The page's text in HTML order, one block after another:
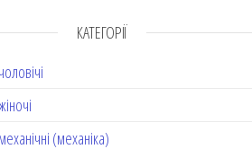
КАТЕГОРІЇ
(механіка)